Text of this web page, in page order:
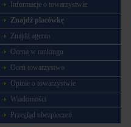
Informacje o towarzystwie
Znajdź placówkę
Znajdź agenta
Ocena w rankingu
Oceń towarzystwo
Opinie o towarzystwie
Wiadomości
Przegląd ubezpieczeń